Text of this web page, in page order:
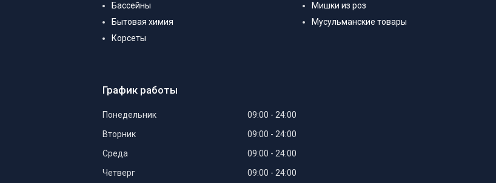
Бассейны
Бытовая химия
Корсеты
Мишки из роз
Мусульманские товары
График работы
Понедельник 09:00
24:00
Вторник
09:00
24:00
Среда
09:00
24:00
Четверг
09:00 24:00